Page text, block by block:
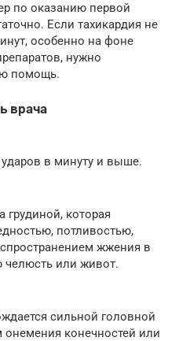
по оказанию первой
Если тахикардия не
особенно на фоне
нужно
помощь.
врача
в минуту и выше.
грудиной, которая
потливостью,
жжения в
или живот.
сильной головной
конечностей или